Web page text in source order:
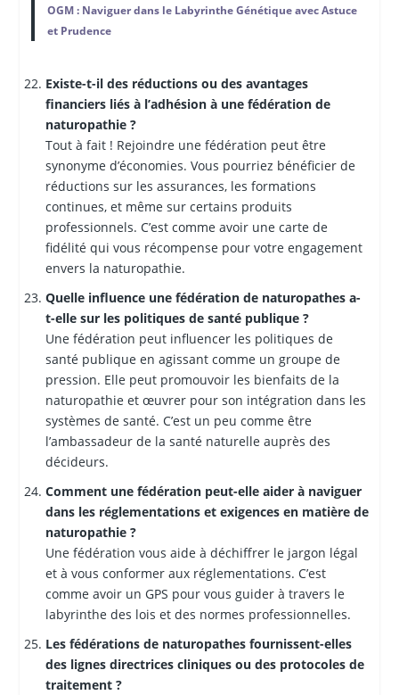
OGM : Naviguer dans le Labyrinthe Génétique avec Astuce
et Prudence
Existe-t-il des réductions ou des avantages
financiers liés à l’adhésion à une fédération de
naturopathie ?
Tout à fait ! Rejoindre une fédération peut être
synonyme d’économies. Vous pourriez bénéficier de
réductions sur les assurances, les formations
continues, et même sur certains produits
professionnels. C’est comme avoir une carte de
fidélité qui vous récompense pour votre engagement
envers la naturopathie.
Quelle influence une fédération de naturopathes a-
t-elle sur les politiques de santé publique ?
Une fédération peut influencer les politiques de
santé publique en agissant comme un groupe de
pression. Elle peut promouvoir les bienfaits de la
naturopathie et œuvrer pour son intégration dans les
systèmes de santé. C’est un peu comme être
l’ambassadeur de la santé naturelle auprès des
décideurs.
Comment une fédération peut-elle aider à naviguer
dans les réglementations et exigences en matière de
naturopathie ?
Une fédération vous aide à déchiffrer le jargon légal
et à vous conformer aux réglementations. C’est
comme avoir un GPS pour vous guider à travers le
labyrinthe des lois et des normes professionnelles.
Les fédérations de naturopathes fournissent-elles
des lignes directrices cliniques ou des protocoles de
traitement ?